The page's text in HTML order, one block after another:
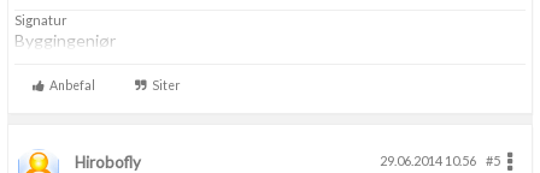
Signatur
Byggingeniør
Anbefal Siter
Hirobofly 29.06.2014 10.56
#5